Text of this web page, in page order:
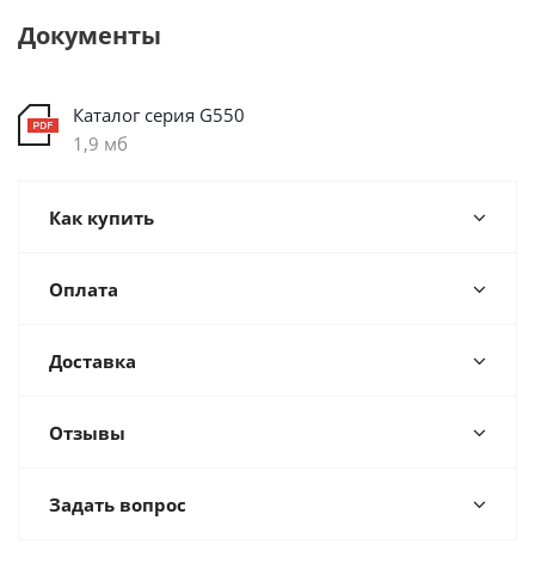
Документы
Каталог серия G550
1,9 мб
Как купить
Оплата
Доставка
Отзывы
Задать вопрос